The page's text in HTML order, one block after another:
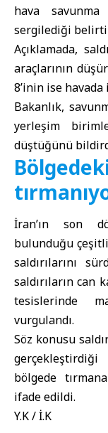
hava
sergilediği
Açıklamada,
araçlarının
8’inin ise
Bakanlık,
yerleşim
düştüğünü
İran’ın son
bulunduğu
saldırılarını
saldırıların can
tesislerinde
vurgulandı.
Söz konusu
bölgede
ifade edildi.
Y.K / İ.K